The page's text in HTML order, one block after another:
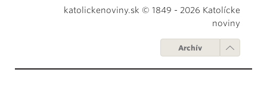
katolickenoviny.sk © 1849 - 2026 Katolícke
noviny
Archív